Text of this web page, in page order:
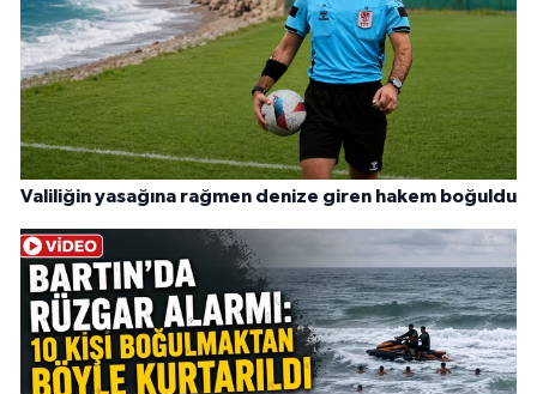
Valiliğin yasağına rağmen denize giren hakem boğuldu